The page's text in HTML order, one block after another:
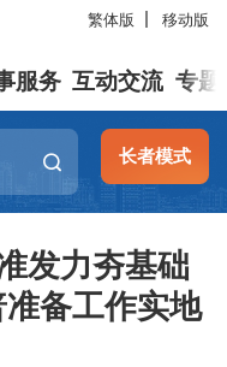
繁体版 移动版
服务 互动交流 专题
长者模式
发力夯基础
备工作实地